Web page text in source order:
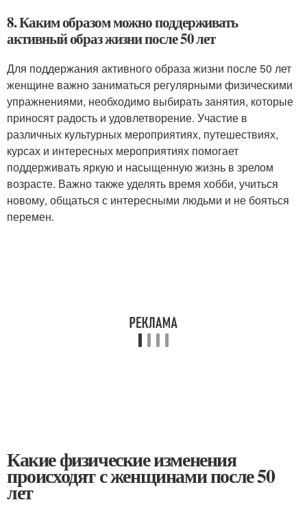
8. Каким образом можно поддерживать
активный образ жизни после 50 лет
Для поддержания активного образа жизни после 50 лет
женщине важно заниматься регулярными физическими
упражнениями, необходимо выбирать занятия, которые
приносят радость и удовлетворение. Участие в
различных культурных мероприятиях, путешествиях,
курсах и интересных мероприятиях помогает
поддерживать яркую и насыщенную жизнь в зрелом
возрасте. Важно также уделять время хобби, учиться
новому, общаться с интересными людьми и не бояться
перемен.
Какие физические изменения
происходят с женщинами после 50
лет